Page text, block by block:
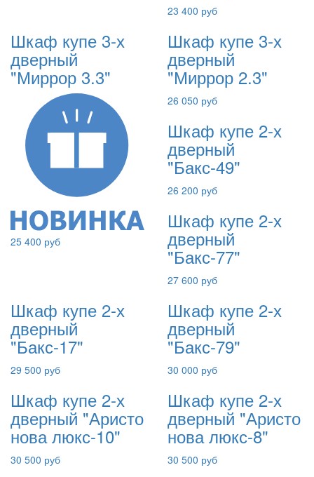
23 400 руб
Шкаф купе 3-х
дверный
"Миррор 3.3"
25 400 руб
Шкаф купе 3-х
дверный
"Миррор 2.3"
26 050 руб
Шкаф купе 2-х
дверный
"Бакс-49"
26 200 руб
Шкаф купе 2-х
дверный
"Бакс-77"
27 600 руб
Шкаф купе 2-х
дверный
"Бакс-17"
29 500 руб
Шкаф купе 2-х
дверный
"Бакс-79"
30 000 руб
Шкаф купе 2-х
дверный "Аристо
нова люкс-10"
30 500 руб
Шкаф купе 2-х
дверный "Аристо
нова люкс-8"
30 500 руб